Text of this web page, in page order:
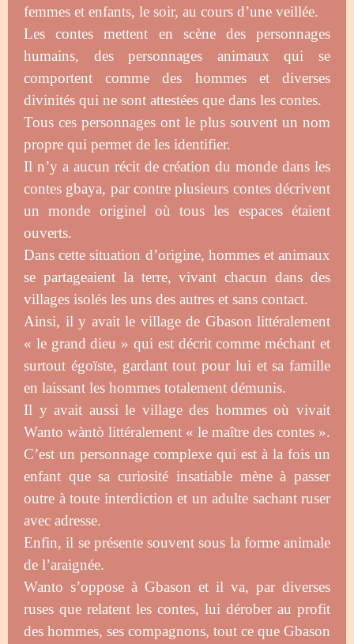
femmes et enfants, le soir, au cours d’une veillée.
Les contes mettent en scène des personnages
humains, des personnages animaux qui se
comportent comme des hommes et diverses
divinités qui ne sont attestées que dans les contes.
Tous ces personnages ont le plus souvent un nom
propre qui permet de les identifier.
Il n’y a aucun récit de création du monde dans les
contes gbaya, par contre plusieurs contes décrivent
un monde originel où tous les espaces étaient
ouverts.
Dans cette situation d’origine, hommes et animaux
se partageaient la terre, vivant chacun dans des
villages isolés les uns des autres et sans contact.
Ainsi, il y avait le village de Gbason littéralement
« le grand dieu » qui est décrit comme méchant et
surtout égoïste, gardant tout pour lui et sa famille
en laissant les hommes totalement démunis.
Il y avait aussi le village des hommes où vivait
Wanto wàntò littéralement « le maître des contes ».
C’est un personnage complexe qui est à la fois un
enfant que sa curiosité insatiable mène à passer
outre à toute interdiction et un adulte sachant ruser
avec adresse.
Enfin, il se présente souvent sous la forme animale
de l’araignée.
Wanto s’oppose à Gbason et il va, par diverses
ruses que relatent les contes, lui dérober au profit
des hommes, ses compagnons, tout ce que Gbason